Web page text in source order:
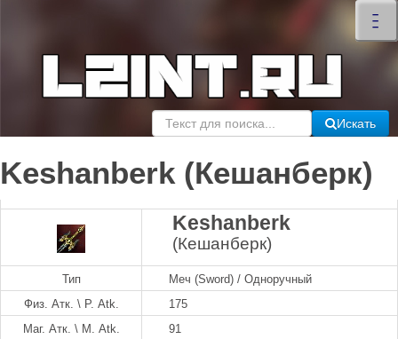
–
–
–
×
Искать
Keshanberk (Кешанберк)
Keshanberk
(Кешанберк)
Тип
Меч (Sword) / Одноручный
Физ. Атк. \ P. Atk.
175
Маг. Атк. \ M. Atk.
91